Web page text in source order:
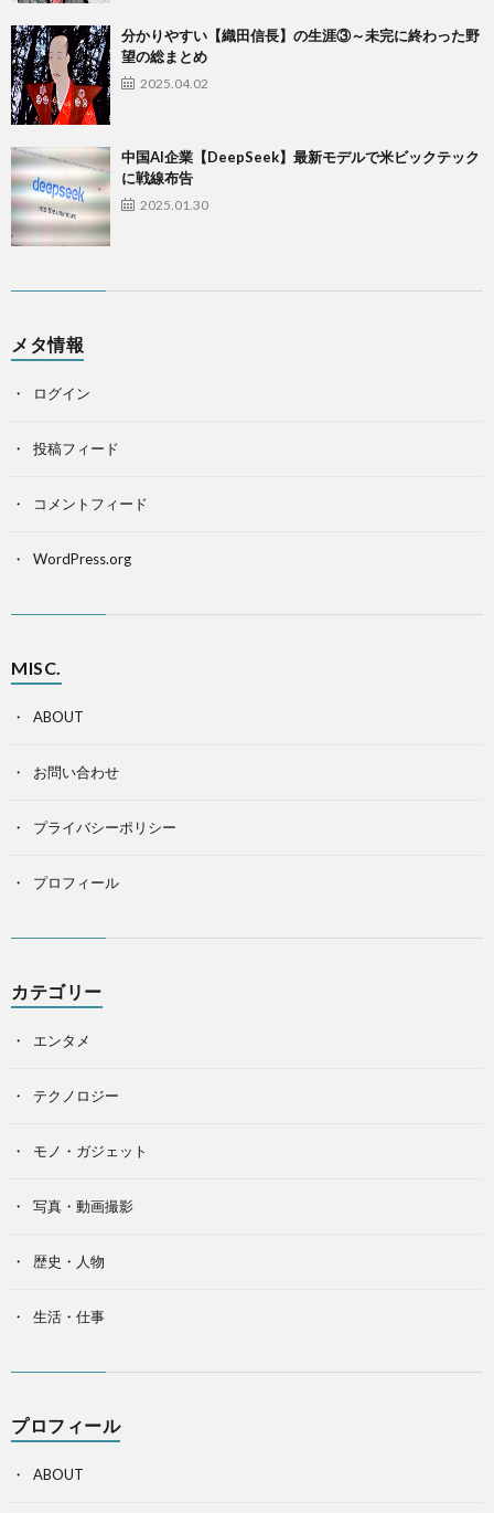
​分かりやすい【織田信長】の生涯③～未完に終わった野
望の総まとめ
2025.04.02
中国AI企業【DeepSeek】最新モデルで米ビックテック
に戦線布告
2025.01.30
メタ情報
ログイン
投稿フィード
コメントフィード
WordPress.org
MISC.
ABOUT
お問い合わせ
プライバシーポリシー
プロフィール
カテゴリー
エンタメ
テクノロジー
モノ・ガジェット
写真・動画撮影
歴史・人物
生活・仕事
プロフィール
ABOUT